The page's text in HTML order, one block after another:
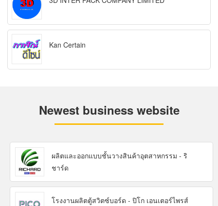
Kan Certain
Newest business website
ผลิตและออกแบบชั้นวางสินค้าอุตสาหกรรม - ริ
ชาร์ด
โรงงานผลิตตู้สวิตซ์บอร์ด - ปิโก เอนเตอร์ไพรส์